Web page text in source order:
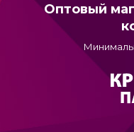
Оптовый